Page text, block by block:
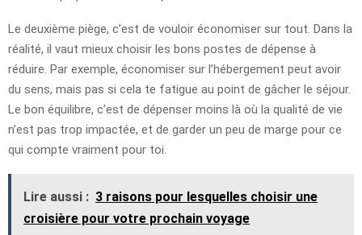
Le deuxième piège, c’est de vouloir économiser sur tout. Dans la
réalité, il vaut mieux choisir les bons postes de dépense à
réduire. Par exemple, économiser sur l’hébergement peut avoir
du sens, mais pas si cela te fatigue au point de gâcher le séjour.
Le bon équilibre, c’est de dépenser moins là où la qualité de vie
n’est pas trop impactée, et de garder un peu de marge pour ce
qui compte vraiment pour toi.
Lire aussi : 3 raisons pour lesquelles choisir une
croisière pour votre prochain voyage